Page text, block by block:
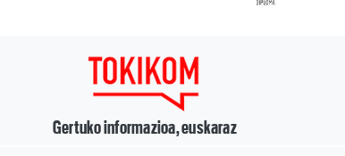
Gertuko informazioa, euskaraz